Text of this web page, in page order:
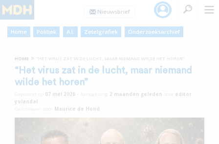
Home Politiek A.I. Zetelgrafiek Onderzoeksarchief
HOME »
“Het virus zat in de lucht, maar niemand
wilde het horen”
07 mei 2026 2 maanden geleden
editor
yolandal
Maurice de Hond